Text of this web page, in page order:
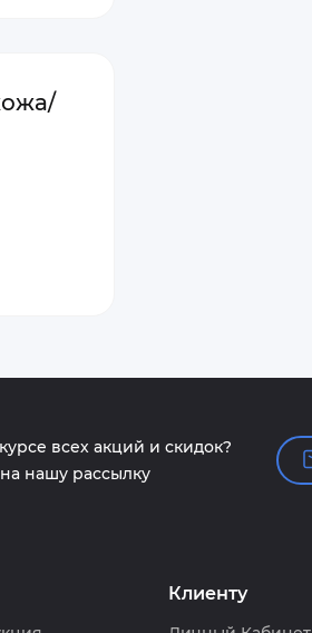
всех акций и скидок?
нашу рассылку
Клиенту